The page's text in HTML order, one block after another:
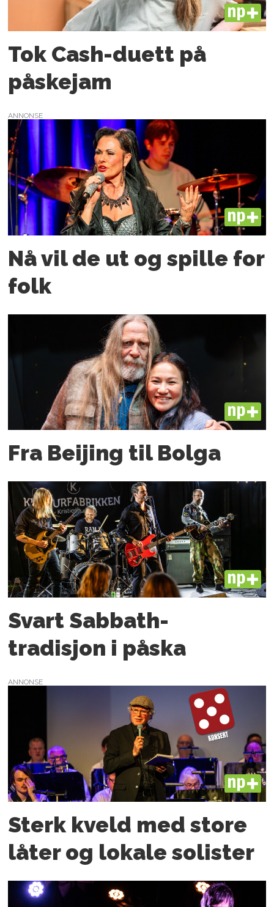
PLUS
Tok Cash-duett på
påskejam
ANNONSE
PLUS
Nå vil de ut og spille for
folk
PLUS
Fra Beijing til Bolga
PLUS
Svart Sabbath-
tradisjon i påska
ANNONSE
PLUS
Sterk kveld med store
låter og lokale solister